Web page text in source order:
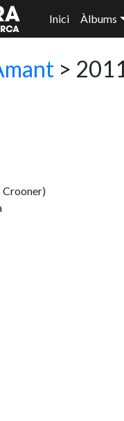
Inici Àlbums
>
Crooner)